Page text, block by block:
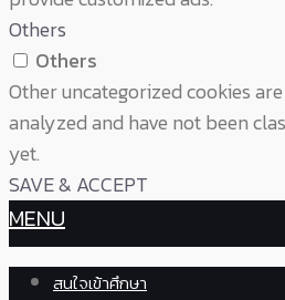
Others
Others
Other uncategorized cookies
analyzed and have not been
yet.
SAVE & ACCEPT
MENU
สนใจเข้าศึกษา